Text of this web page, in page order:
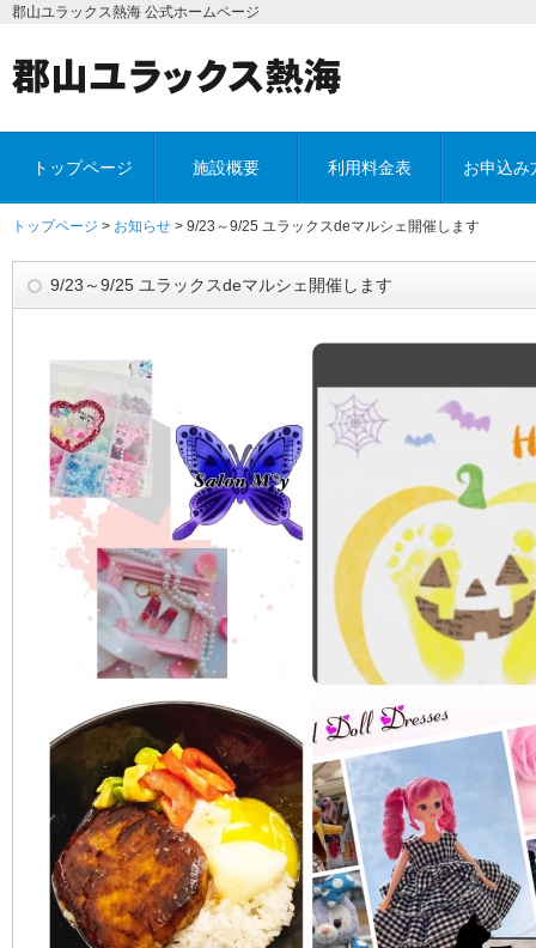
郡山ユラックス熱海 公式ホームページ
トップページ 施設概要 利用料金表 お申込み
トップページ > お知らせ > 9/23～9/25 ユラックスdeマルシェ開催します
9/23～9/25 ユラックスdeマルシェ開催します